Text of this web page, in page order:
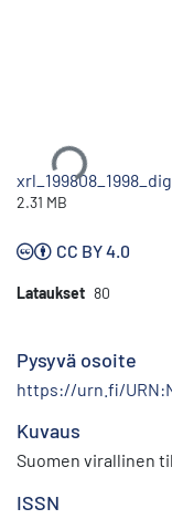
2.31 MB
CC BY 4.0
Lataukset 80
Pysyvä osoite
https://urn.fi/
Kuvaus
Suomen virallinen
ISSN